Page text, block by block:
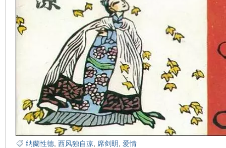
纳蘭性德, 西风独自凉, 席剑眀 爱情